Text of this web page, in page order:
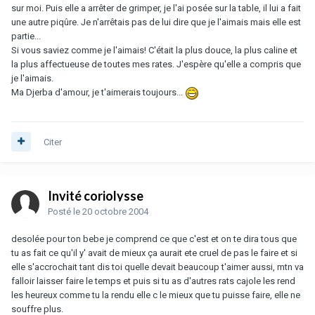
sur moi. Puis elle a arrêter de grimper, je l'ai posée sur la table, il lui a fait
une autre piqûre. Je n'arrêtais pas de lui dire que je l'aimais mais elle est
partie...
Si vous saviez comme je l'aimais! C'était la plus douce, la plus caline et
la plus affectueuse de toutes mes rates. J'espère qu'elle a compris que
je l'aimais.
Ma Djerba d'amour, je t'aimerais toujours...
Citer
Invité coriolysse
Posté le 20 octobre 2004
desolée pour ton bebe je comprend ce que c'est et on te dira tous que
tu as fait ce qu'il y' avait de mieux ça aurait ete cruel de pas le faire et si
elle s'accrochait tant dis toi quelle devait beaucoup t'aimer aussi, mtn va
falloir laisser faire le temps et puis si tu as d'autres rats cajole les rend
les heureux comme tu la rendu elle c le mieux que tu puisse faire, elle ne
souffre plus.